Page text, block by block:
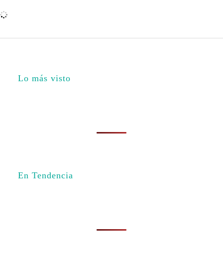
Lo más visto
En Tendencia